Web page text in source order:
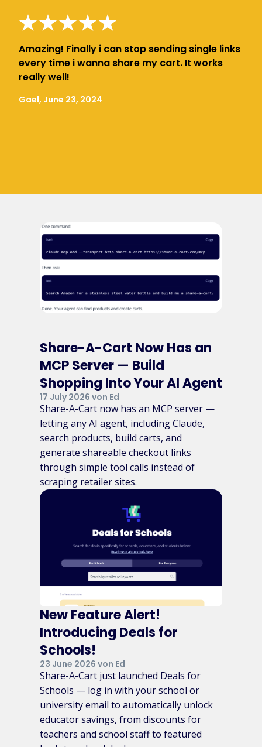
Amazing! Finally i can stop sending single links
every time i wanna share my cart. It works
really well!
Gael, June 23, 2024
Share-A-Cart Now Has an
MCP Server — Build
Shopping Into Your AI Agent
17 July 2026 von Ed
Share-A-Cart now has an MCP server —
letting any AI agent, including Claude,
search products, build carts, and
generate shareable checkout links
through simple tool calls instead of
scraping retailer sites.
New Feature Alert!
Introducing Deals for
Schools!
23 June 2026 von Ed
Share-A-Cart just launched Deals for
Schools — log in with your school or
university email to automatically unlock
educator savings, from discounts for
teachers and school staff to featured